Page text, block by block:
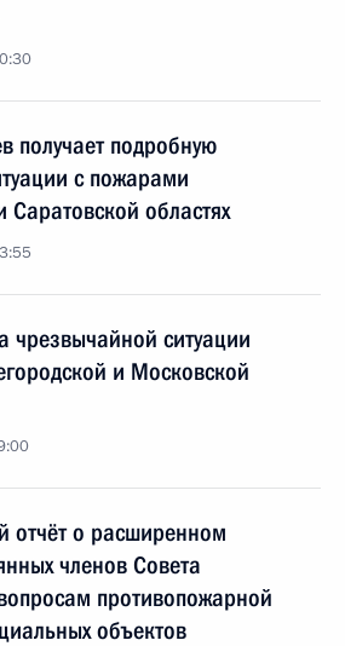
получает подробную
с пожарами
Саратовской областях
ситуации
и Московской
отчёт о расширенном
членов Совета
противопожарной
объектов